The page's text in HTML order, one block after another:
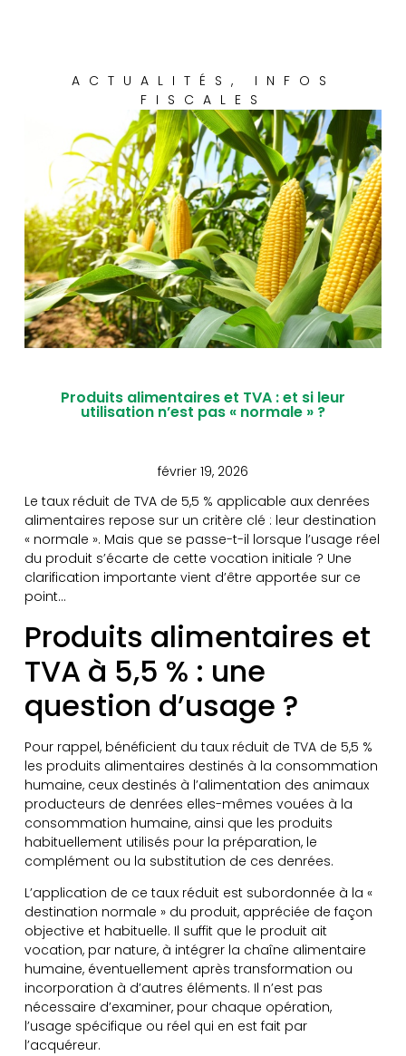
ACTUALITÉS , INFOS
FISCALES
Produits alimentaires et TVA : et si leur
utilisation n’est pas « normale » ?
février 19, 2026
Le taux réduit de TVA de 5,5 % applicable aux denrées
alimentaires repose sur un critère clé : leur destination
« normale ». Mais que se passe-t-il lorsque l’usage réel
du produit s’écarte de cette vocation initiale ? Une
clarification importante vient d’être apportée sur ce
point…
Produits alimentaires et
TVA à 5,5 % : une
question d’usage ?
Pour rappel, bénéficient du taux réduit de TVA de 5,5 %
les produits alimentaires destinés à la consommation
humaine, ceux destinés à l’alimentation des animaux
producteurs de denrées elles-mêmes vouées à la
consommation humaine, ainsi que les produits
habituellement utilisés pour la préparation, le
complément ou la substitution de ces denrées.
L’application de ce taux réduit est subordonnée à la «
destination normale » du produit, appréciée de façon
objective et habituelle. Il suffit que le produit ait
vocation, par nature, à intégrer la chaîne alimentaire
humaine, éventuellement après transformation ou
incorporation à d’autres éléments. Il n’est pas
nécessaire d’examiner, pour chaque opération,
l’usage spécifique ou réel qui en est fait par
l’acquéreur.